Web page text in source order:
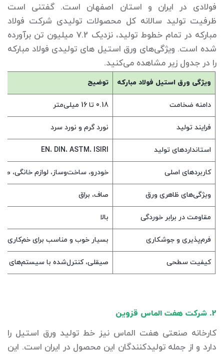
فولادی در ایران و استان اصفهان است. گفتنی است
ظرفیت تولید سالانه کل محصولات تولیدی شرکت فولاد
مبارکه در تمام خطوط تولید، نزدیک 7.2 میلیون تن برآورده
شده است. ویژگی‌های ورق استیل های تولیدی فولاد مبارکه
را در جدول زیر مشاهده می‌کنید.
ویژگی ورق استیل فولاد مبارکه توضیح
دامنه ضخامت 0.18 تا 16 میلی‌متر
فرایند تولید نورد گرم و نورد سرد
استانداردهای تولید EN، DIN، ASTM، ISIRI
کاربردهای اصلی خودرو، ساخت‌وساز، لوازم خانگی،
ویژگی‌های ظاهری ورق صاف، براق
مقاومت در برابر خوردگی بالا
فرم‌پذیری و جوشکاری بسیار خوب و مناسب برای
کیفیت سطحی صیقلی، کنترل‌شده با سیستم‌های
2. شرکت هفت الماس قزوین
کارخانه صنعتی هفت الماس نیز خط تولید ورق استیل را
دارد و از جمله تولیدکنندگان این محصول در ایران است. این